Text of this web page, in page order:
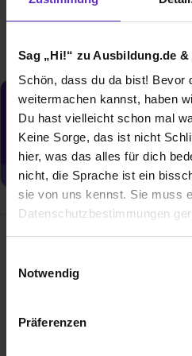
Sag „Hi!“ zu Ausbildung.de
Schön, dass du da bist! Bevor
weitermachen kannst, haben
Du hast vielleicht schon mal
Keine Sorge, das ist nicht
hier, was das alles für dich
nicht, die Sprache ist ein
sie von uns kennst. Sie muss
Datenschutzbestimmungen
Benutzung der Webseite
Notwendig
Präferenzen
Du möchtest neue Stellen
zugeschickt bekommen?
Jetzt
- wir zum 5. größten
deutschlandweit vertreten sind? -
ALFA ROMEO, CITROËN, DS